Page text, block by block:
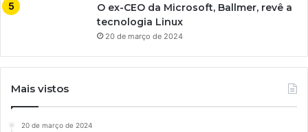
O ex-CEO da Microsoft, Ballmer, revê a
tecnologia Linux
20 de março de 2024
Mais vistos
20 de março de 2024